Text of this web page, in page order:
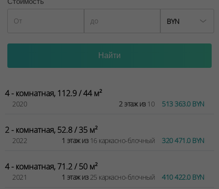
BYN
4 - комнатная, 112.9 / 44 м²
2020 2 этаж из10 513 363.0 BYN
2 - комнатная, 52.8 / 35 м²
2022 1 этаж из16 каркасно-блочный 320 471.0 BYN
4 - комнатная, 71.2 / 50 м²
2021 1 этаж из25 каркасно-блочный 410 422.0 BYN